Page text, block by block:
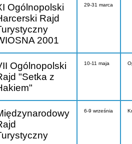
Ogólnopolski
Rajd
2001
29-31 marca
Ogólnopolski
"Setka z
10-11 maja
6-9 września